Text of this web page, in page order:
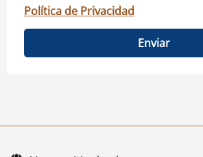
Política de Privacidad
Enviar